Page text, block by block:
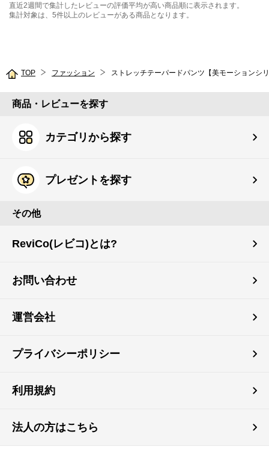
直近2週間で集計したレビューの評価平均が高い商品順に表示されます。
集計対象は、5件以上のレビューがある商品となります。
TOP ファッション ストレッチテーパードパンツ【美モーションシ
商品・レビューを探す
カテゴリから探す
プレゼントを探す
その他
ReviCo(レビコ)とは?
お問い合わせ
運営会社
プライバシーポリシー
利用規約
法人の方はこちら